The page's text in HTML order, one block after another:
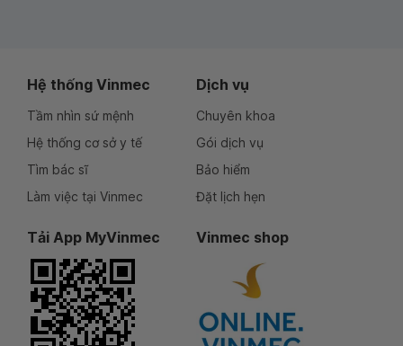
Hệ thống Vinmec
Tầm nhìn sứ mệnh
Hệ thống cơ sở y tế
Tìm bác sĩ
Làm việc tại Vinmec
Dịch vụ
Chuyên khoa
Gói dịch vụ
Bảo hiểm
Đặt lịch hẹn
Tải App MyVinmec Vinmec shop